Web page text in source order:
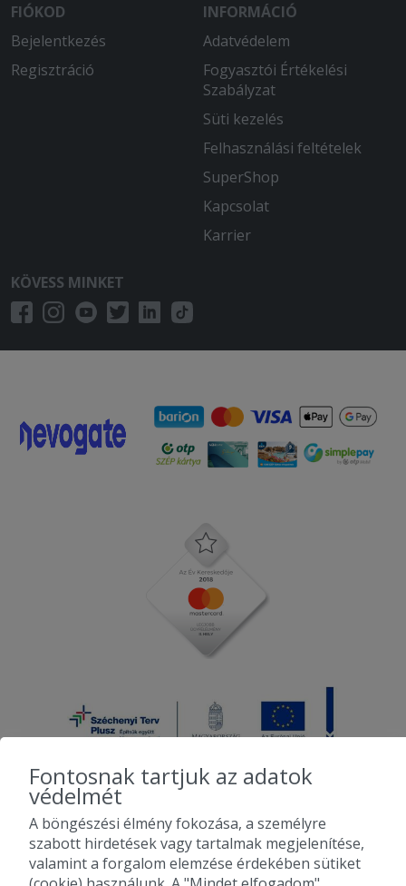
2025-11-03 - Krisztián:
Finom ételek gyors és udvarias
A pizzák finomak, kiszállítás is gyors
Minden rendben volt az étel is finom
2025-07-26 - Norbert:
Meg vagyok elégedve! Köszönöm
2025-07-22 - :
mindenkinek!
FIÓKOD
Bejelentkezés
Regisztráció
INFORMÁCIÓ
Adatvédelem
Fogyasztói Értékelési
Szabályzat
Süti kezelés
Felhasználási feltételek
SuperShop
Kapcsolat
Karrier
KÖVESS MINKET
2010-2026 Copyright - Falatozz.hu - Diston-line Kft.
Pizza, gyros, hamburger, menük kedvező áron, egy helyen az összes
Fontosnak tartjuk az adatok
védelmét
A böngészési élmény fokozása, a személyre
szabott hirdetések vagy tartalmak megjelenítése,
valamint a forgalom elemzése érdekében sütiket